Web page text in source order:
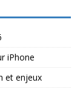
iPhone
et enjeux